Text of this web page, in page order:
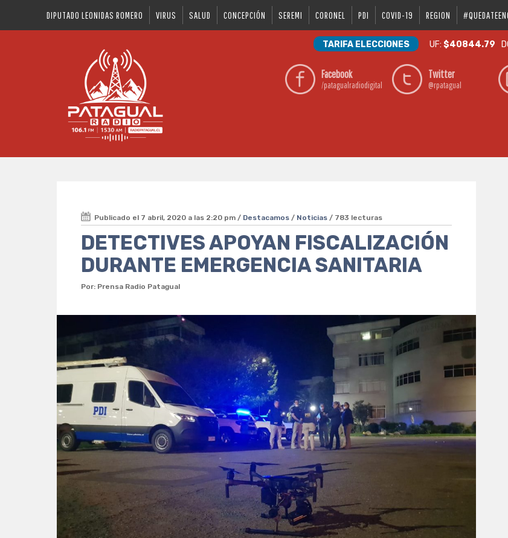
DIPUTADO LEONIDAS ROMERO VIRUS SALUD CONCEPCIÓN SEREMI CORONEL PDI COVID-19 REGION
TARIFA ELECCIONES UF:$40844.79
Facebook
/patagualradiodigital
Twitter
@rpatagual
Publicado el 7 abril, 2020 a las 2:20 pm / Destacamos / Noticias / 783 lecturas
DETECTIVES APOYAN FISCALIZACIÓN
DURANTE EMERGENCIA SANITARIA
Por: Prensa Radio Patagual